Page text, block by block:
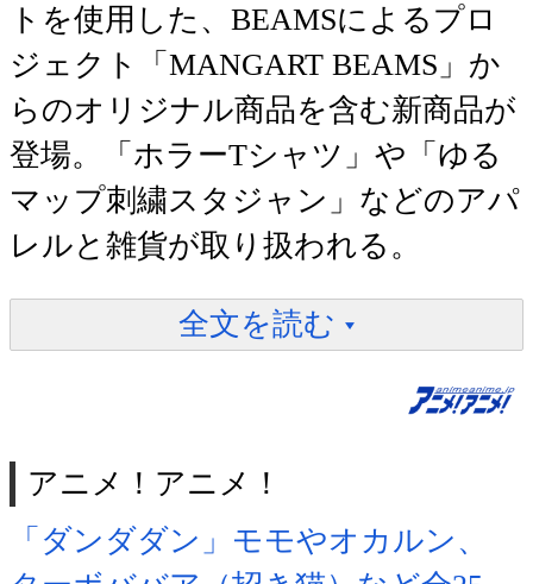
トを使用した、BEAMSによるプロ
ジェクト「MANGART BEAMS」か
らのオリジナル商品を含む新商品が
登場。「ホラーTシャツ」や「ゆる
マップ刺繍スタジャン」などのアパ
レルと雑貨が取り扱われる。
全文を読む
アニメ！アニメ！
「ダンダダン」モモやオカルン、